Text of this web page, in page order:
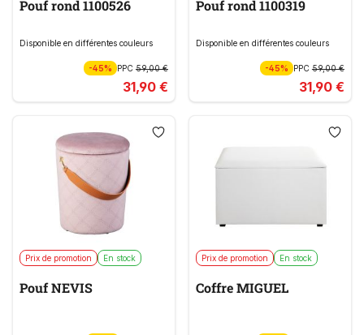
Pouf rond 1100526
Disponible en différentes couleurs
-45% PPC 59,00 €
31,90 €
Pouf rond 1100319
Disponible en différentes couleurs
-45% PPC59,00 €
31,90 €
Prix de promotion En stock
Pouf NEVIS
Prix de promotion En stock
Coffre MIGUEL